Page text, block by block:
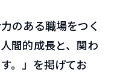
のある職場をつく
間的成長と、関わ
。」を掲げてお